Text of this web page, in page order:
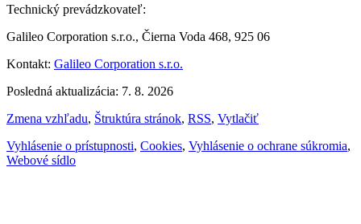
Technický prevádzkovateľ:
Galileo Corporation s.r.o., Čierna Voda 468, 925 06
Kontakt: Galileo Corporation s.r.o.
Posledná aktualizácia: 7. 8. 2026
Zmena vzhľadu, Štruktúra stránok, RSS, Vytlačiť
Vyhlásenie o prístupnosti, Cookies, Vyhlásenie o ochrane súkromia,
Webové sídlo